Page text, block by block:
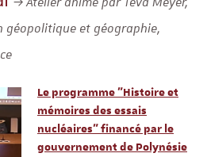
géopolitique et géographie,
Le programme "Histoire et
mémoires des essais
nucléaires" financé par le
gouvernement de Polynésie